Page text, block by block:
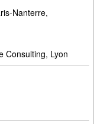
Nanterre,
Consulting, Lyon